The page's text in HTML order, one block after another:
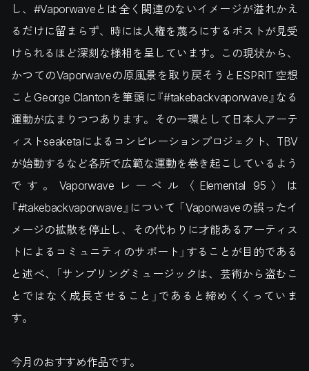
し、#Vaporwaveとは全く関連のないイメージが溢れかえ
るだけに留まらず、時には人権を蔑ろにするポストが見受
けられるほど深刻な様相を呈しています。この現状から、
かつてのVaporwaveの原風景を取り戻そうとESPRIT 空想
ことGeorge Clantonを筆頭に『#takebackvaporwave』なる
運動が広まりつつあります。その一環として日本人アーテ
ィストseaketaによるコンピレーションプロジェクト、TBV
が始動するなど各所で広範な運動を巻き起こしているよう
です。Vaporwaveレーベル〈Elemental 95〉は
『#takebackvaporwave』について 「Vaporwaveの誤ったイ
メージの拡散を停止し、その代わりに才能あるアーティス
トによるコミュニティのサポート」することが目的である
と述べ、「サンプリングミュージックは、芸術から盗むこ
とではなく成長させること」であると締めくくっていま
す。
今月のおすすめ作品です。